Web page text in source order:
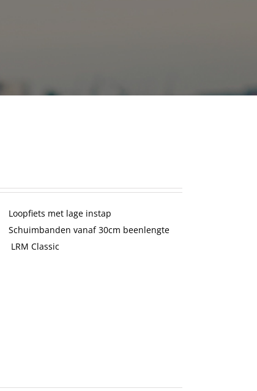
Loopfiets met lage instap
Schuimbanden vanaf 30cm beenlengte
LRM Classic